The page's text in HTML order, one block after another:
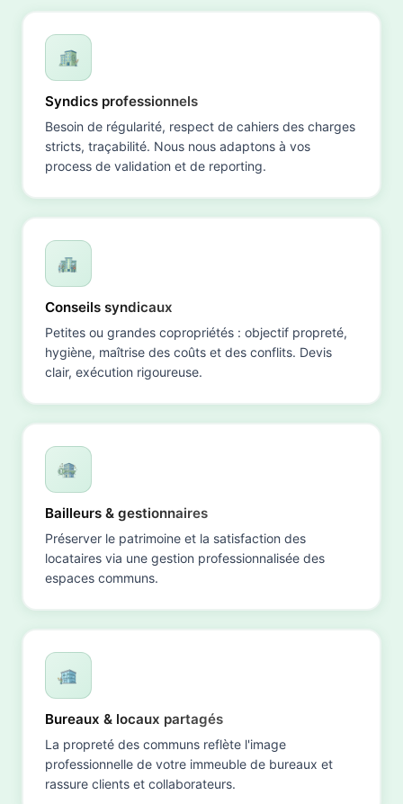
Syndics professionnels
Besoin de régularité, respect de cahiers des charges
stricts, traçabilité. Nous nous adaptons à vos
process de validation et de reporting.
Conseils syndicaux
Petites ou grandes copropriétés : objectif propreté,
hygiène, maîtrise des coûts et des conflits. Devis
clair, exécution rigoureuse.
Bailleurs & gestionnaires
Préserver le patrimoine et la satisfaction des
locataires via une gestion professionnalisée des
espaces communs.
Bureaux & locaux partagés
La propreté des communs reflète l'image
professionnelle de votre immeuble de bureaux et
rassure clients et collaborateurs.